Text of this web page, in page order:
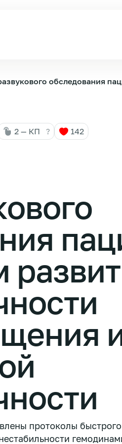
обследования
2 — КП ? 142
протоколы